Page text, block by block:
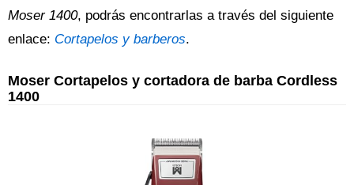
Moser 1400, podrás encontrarlas a través del siguiente
enlace: Cortapelos y barberos.
Moser Cortapelos y cortadora de barba Cordless
1400